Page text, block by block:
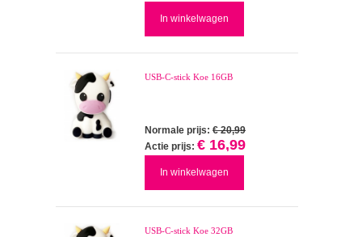
In winkelwagen
USB-C-stick Koe 16GB
Normale prijs: € 20,99
Actie prijs: € 16,99
In winkelwagen
USB-C-stick Koe 32GB